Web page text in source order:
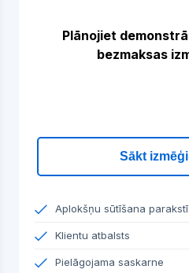
Plānojiet
bezmaksas
Sākt
Aplokšņu sūtīšana
Klientu atbalsts
Pielāgojama saskarne